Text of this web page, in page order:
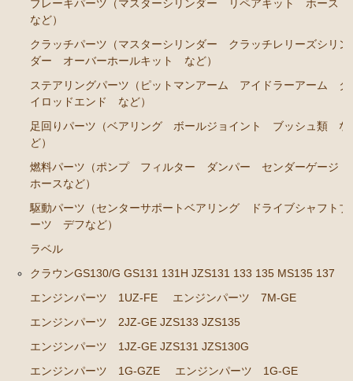
ステアリングパーツ（ピットマンアーム アイドラー
アーム タイロッドエンド など）
足回りパーツ（ベアリング ボールジョイント ブッ
シュ類 など）
ーゲージ ホースなど）
シャフトブーツ デフなど）
ラベル
クラウンGS130/G GS131 131H JZS131 133 135 MS135
137
エンジンパーツ 1UZ-FE
エンジンパーツ 7M-GE
ブレーキパーツ（マスターシリンダー リペアキット ホース
など）
クラッチパーツ（マスターシリンダー クラッチレリーズシリン
ダー オーバーホールキット など）
ステアリングパーツ（ピットマンアーム アイドラーアーム タ
イロッドエンド など）
足回りパーツ（ベアリング ボールジョイント ブッシュ類 な
ど）
燃料パーツ（ポンプ フィルター ダンパー センダーゲージ
ホースなど）
駆動パーツ（センターサポートベアリング ドライブシャフトブ
ーツ デフなど）
ラベル
クラウンGS130/G GS131 131H JZS131 133 135 MS135 137
エンジンパーツ 1UZ-FE
エンジンパーツ 7M-GE
エンジンパーツ 2JZ-GE JZS133 JZS135
エンジンパーツ 1JZ-GE JZS131 JZS130G
エンジンパーツ 1G-GZE
エンジンパーツ 1G-GE